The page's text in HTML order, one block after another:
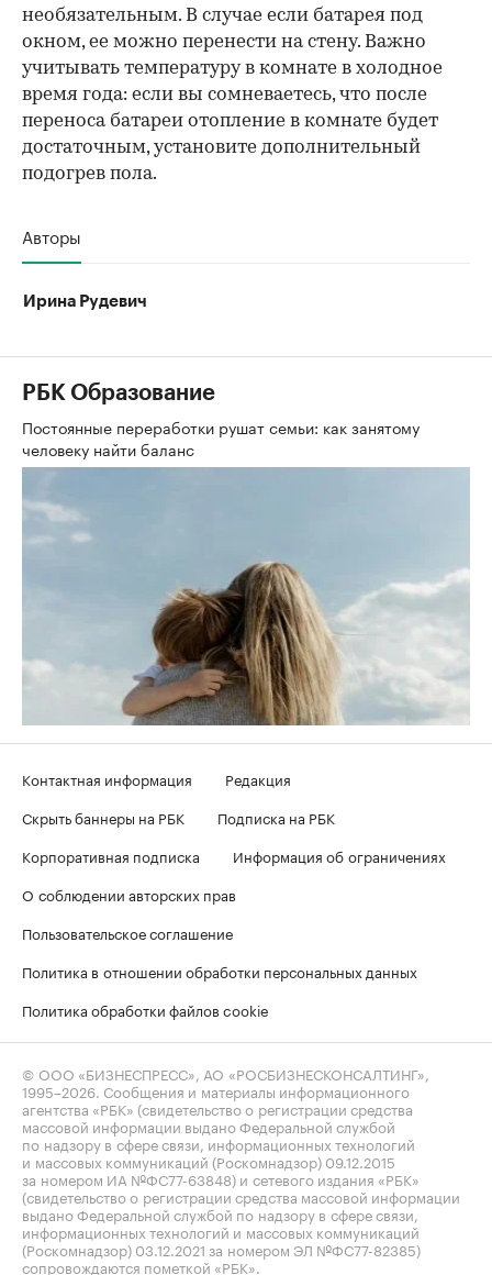
необязательным. В случае если батарея под
окном, ее можно перенести на стену. Важно
учитывать температуру в комнате в холодное
время года: если вы сомневаетесь, что после
переноса батареи отопление в комнате будет
достаточным, установите дополнительный
подогрев пола.
Авторы
Ирина Рудевич
РБК Образование
Постоянные переработки рушат семьи: как занятому
человеку найти баланс
Контактная информация
Редакция
Скрыть баннеры на РБК
Подписка на РБК
Корпоративная подписка
Информация об ограничениях
О соблюдении авторских прав
Пользовательское соглашение
Политика в отношении обработки персональных данных
Политика обработки файлов cookie
© ООО «БИЗНЕСПРЕСС», АО «РОСБИЗНЕСКОНСАЛТИНГ»,
1995–2026 . Сообщения и материалы информационного
агентства «РБК» (свидетельство о регистрации средства
массовой информации выдано Федеральной службой
по надзору в сфере связи, информационных технологий
и массовых коммуникаций (Роскомнадзор) 09.12.2015
за номером ИА №ФС77-63848) и сетевого издания «РБК»
(свидетельство о регистрации средства массовой информации
выдано Федеральной службой по надзору в сфере связи,
информационных технологий и массовых коммуникаций
(Роскомнадзор) 03.12.2021 за номером ЭЛ №ФС77-82385)
сопровождаются пометкой «РБК».